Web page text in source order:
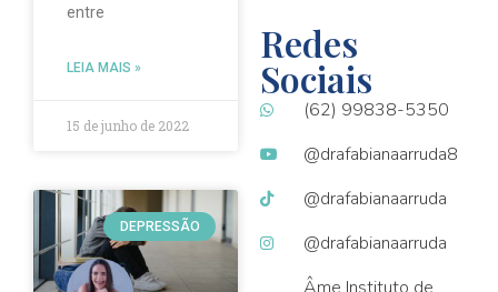
entre
LEIA MAIS »
15 de junho de 2022
DEPRESSÃO
Redes
Sociais
(62) 99838-5350
@drafabianaarruda8
@drafabianaarruda
@drafabianaarruda